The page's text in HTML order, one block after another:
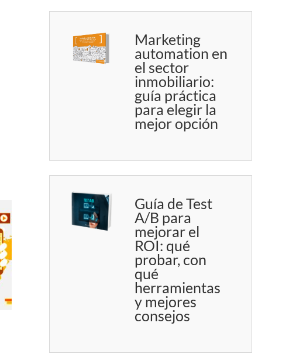
Marketing
automation en
el sector
inmobiliario:
guía práctica
para elegir la
mejor opción
Guía de Test
A/B para
mejorar el
ROI: qué
probar, con
qué
herramientas
y mejores
consejos